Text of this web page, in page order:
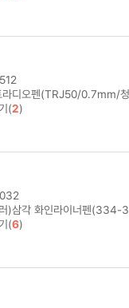
라디오펜(TRJ50/0.7mm/
(2)
)삼각 화인라이너펜
(6)